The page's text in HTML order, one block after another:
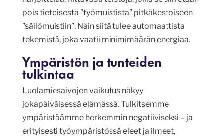
pois tietoisesta ”työmuistista” pitkäkestoiseen
”säilömuistiin”. Näin siitä tulee automaattista
tekemistä, joka vaatii minimimäärän energiaa.
Ympäristön ja tunteiden
tulkintaa
Luolamiesaivojen vaikutus näkyy
jokapäiväisessä elämässä. Tulkitsemme
ympäristöämme herkemmin negatiiviseksi – ja
erityisesti työympäristössä eleet ja ilmeet,